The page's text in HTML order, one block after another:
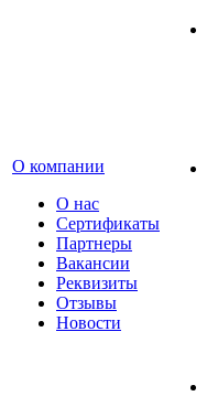
О компании
О нас
Сертификаты
Партнеры
Вакансии
Реквизиты
Отзывы
Новости